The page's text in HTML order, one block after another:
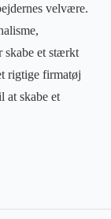
velvære.
skabe et stærkt
rigtige firmatøj
at skabe et